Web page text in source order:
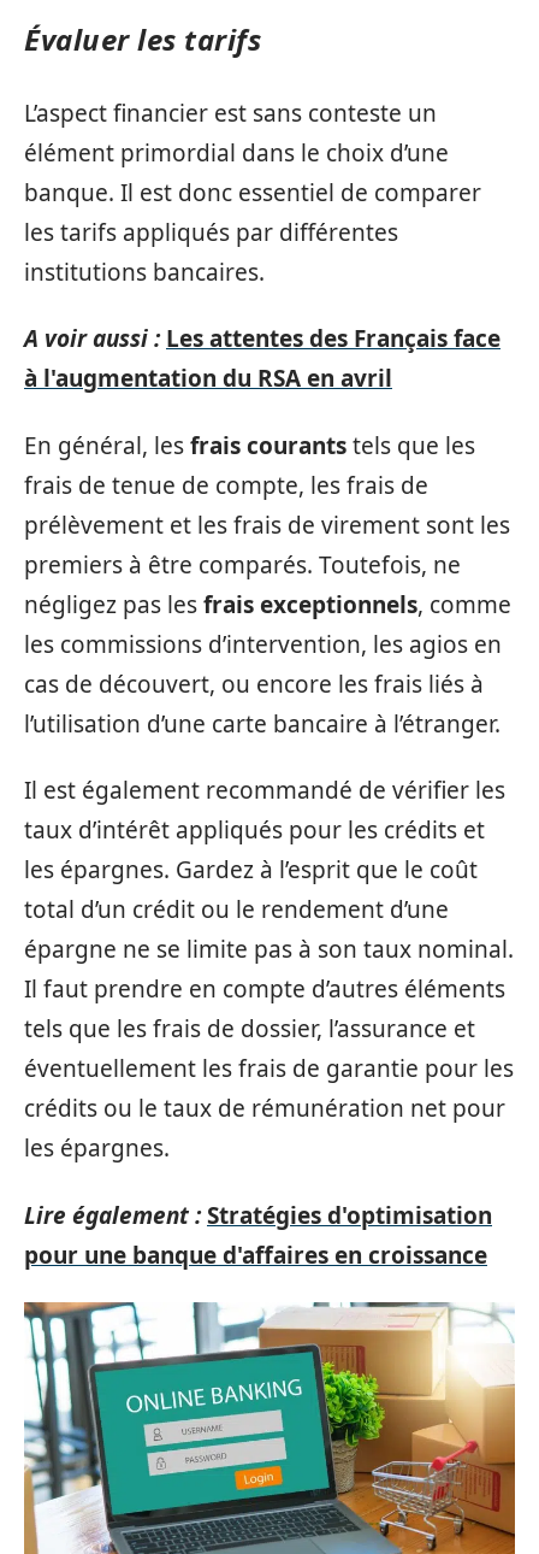
Évaluer les tarifs
L’aspect financier est sans conteste un
élément primordial dans le choix d’une
banque. Il est donc essentiel de comparer
les tarifs appliqués par différentes
institutions bancaires.
A voir aussi : Les attentes des Français face
à l'augmentation du RSA en avril
En général, lesfrais courantstels que les
frais de tenue de compte, les frais de
prélèvement et les frais de virement sont les
premiers à être comparés. Toutefois, ne
négligez pas lesfrais exceptionnels, comme
les commissions d’intervention, les agios en
cas de découvert, ou encore les frais liés à
l’utilisation d’une carte bancaire à l’étranger.
Il est également recommandé de vérifier les
taux d’intérêt appliqués pour les crédits et
les épargnes. Gardez à l’esprit que le coût
total d’un crédit ou le rendement d’une
épargne ne se limite pas à son taux nominal.
Il faut prendre en compte d’autres éléments
tels que les frais de dossier, l’assurance et
éventuellement les frais de garantie pour les
crédits ou le taux de rémunération net pour
les épargnes.
Lire également :Stratégies d'optimisation
pour une banque d'affaires en croissance